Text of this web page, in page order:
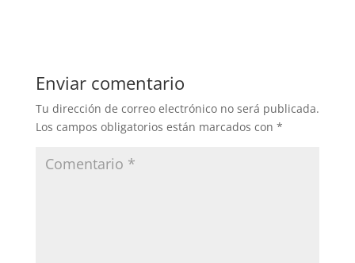
Enviar comentario
Tu dirección de correo electrónico no será publicada.
Los campos obligatorios están marcados con *